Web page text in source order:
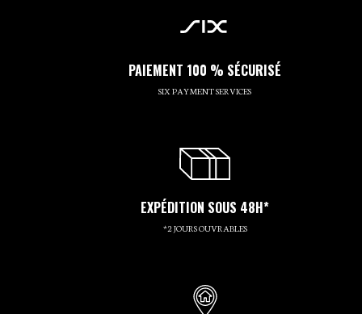
PAIEMENT 100 % SÉCURISÉ
SIX PAYMENT SERVICES
EXPÉDITION SOUS 48H*
*2 JOURS OUVRABLES